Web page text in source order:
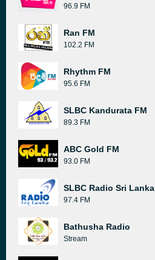
96.9 FM
Ran FM
102.2 FM
Rhythm FM
95.6 FM
SLBC Kandurata FM
89.3 FM
ABC Gold FM
93.0 FM
SLBC Radio Sri Lanka
97.4 FM
Bathusha Radio
Stream